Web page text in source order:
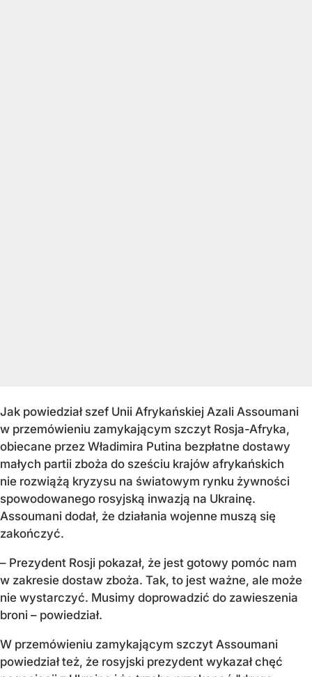
Jak powiedział szef Unii Afrykańskiej Azali Assoumani
w przemówieniu zamykającym szczyt Rosja-Afryka,
obiecane przez Władimira Putina bezpłatne dostawy
małych partii zboża do sześciu krajów afrykańskich
nie rozwiążą kryzysu na światowym rynku żywności
spowodowanego rosyjską inwazją na Ukrainę.
Assoumani dodał, że działania wojenne muszą się
zakończyć.
– Prezydent Rosji pokazał, że jest gotowy pomóc nam
w zakresie dostaw zboża. Tak, to jest ważne, ale może
nie wystarczyć. Musimy doprowadzić do zawieszenia
broni – powiedział.
W przemówieniu zamykającym szczyt Assoumani
powiedział też, że rosyjski prezydent wykazał chęć